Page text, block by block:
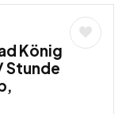
König
Stunde